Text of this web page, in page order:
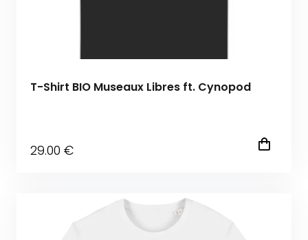
T-Shirt BIO Museaux Libres ft. Cynopod
29.00 €